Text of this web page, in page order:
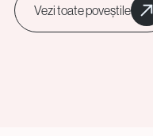
Vezi toate poveștile